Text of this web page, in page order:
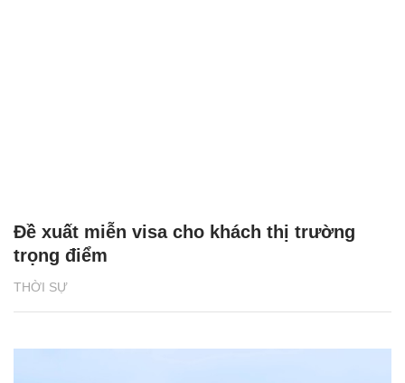
THỜI SỰ
Đề xuất miễn visa cho khách thị trường
trọng điểm